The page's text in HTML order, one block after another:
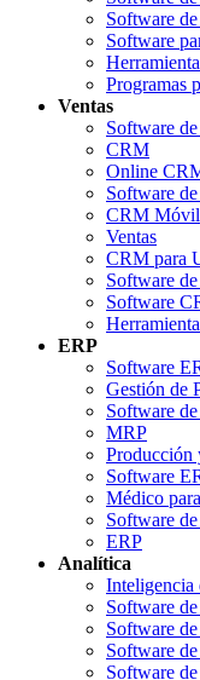
Software
Software
Programas
Ventas
Software
CRM
Online
Software
CRM Móvil
Ventas
CRM para
Software
Software
ERP
Software
Gestión de
Software
MRP
Producción
Software
Médico
Software
ERP
Analítica
Inteligencia
Software
Software
Software
Software